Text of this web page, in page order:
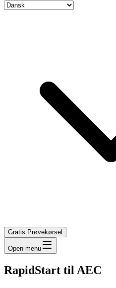
Gratis Prøvekørsel
Open menu
RapidStart til AEC